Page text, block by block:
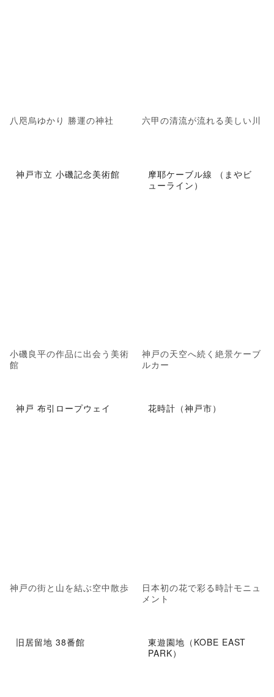
八咫烏ゆかり 勝運の神社 六甲の清流が流れる美しい川
神戸市立 小磯記念美術館
小磯良平の作品に出会う美術
館
摩耶ケーブル線 （まやビ
ューライン）
神戸の天空へ続く絶景ケーブ
ルカー
神戸 布引ロープウェイ
神戸の街と山を結ぶ空中散歩
花時計（神戸市）
日本初の花で彩る時計モニュ
メント
旧居留地 38番館
東遊園地（KOBE EAST
PARK）